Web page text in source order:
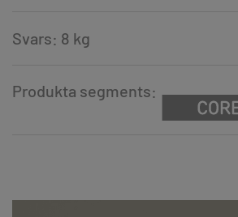
Svars: 8 kg
Produkta segments: